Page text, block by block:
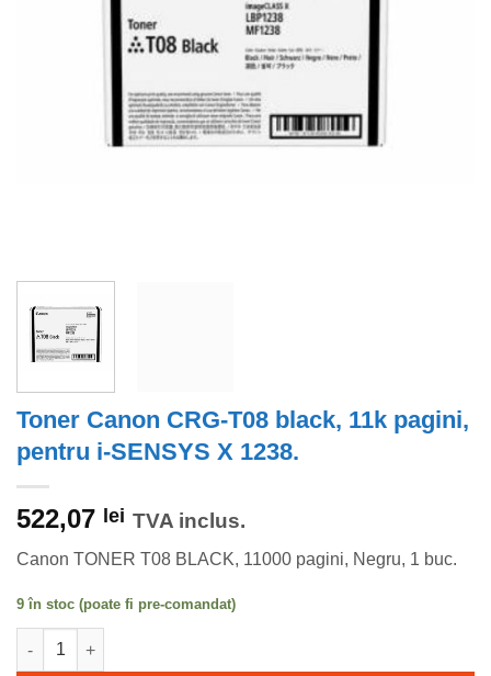
Toner Canon CRG-T08 black, 11k pagini,
pentru i-SENSYS X 1238.
522,07 lei TVA inclus.
Canon TONER T08 BLACK, 11000 pagini, Negru, 1 buc.
9 în stoc (poate fi pre-comandat)
Cantitate Toner Canon CRG-T08 black, 11k pagini, pentru i-